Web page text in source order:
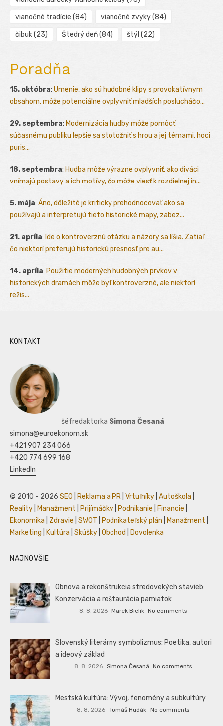
vianočné tradície (84) vianočné zvyky(84)
čibuk(23) Štedrý deň(84) štýl (22)
Poradňa
15. októbra: Umenie, ako sú hudobné klipy s provokatívnym
obsahom, môže potenciálne ovplyvniť mladších poslucháčo...
29. septembra: Modernizácia hudby môže pomôcť
súčasnému publiku lepšie sa stotožniť s hrou a jej témami, hoci
puris...
18. septembra: Hudba môže výrazne ovplyvniť, ako diváci
vnímajú postavy a ich motívy, čo môže viesť k rozdielnej in...
5. mája: Áno, dôležité je kriticky prehodnocovať ako sa
používajú a interpretujú tieto historické mapy, zabez...
21. apríla: Ide o kontroverznú otázku a názory sa líšia. Zatiaľ
čo niektorí preferujú historickú presnosť pre au...
14. apríla: Použitie moderných hudobných prvkov v
historických dramách môže byť kontroverzné, ale niektorí
režis...
KONTAKT
šéfredaktorka Simona Česaná
simona@euroekonom.sk
+421 907 234 066
+420 774 699 168
LinkedIn
© 2010 - 2026 SEO Reklama a PR Vrtuľníky Autoškola
Reality
Manažment Prijímáčky Podnikanie Financie
Ekonomika
Zdravie SWOT Podnikateľský plán Manažment
Marketing
Kultúra Skúšky Obchod Dovolenka
NAJNOVŠIE
Obnova a rekonštrukcia stredovekých stavieb:
Konzervácia a reštaurácia pamiatok
8. 8. 2026 Marek Bielik No comments
Slovenský literárny symbolizmus: Poetika, autori
a ideový základ
8. 8. 2026 Simona Česaná No comments
Mestská kultúra: Vývoj, fenomény a subkultúry
8. 8. 2026 Tomáš Hudák No comments